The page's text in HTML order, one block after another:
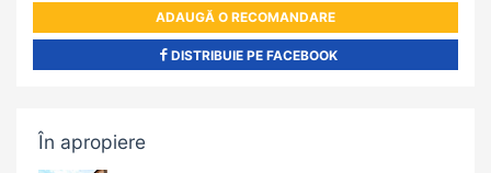
ADAUGĂ O RECOMANDARE
DISTRIBUIE PE FACEBOOK
În apropiere